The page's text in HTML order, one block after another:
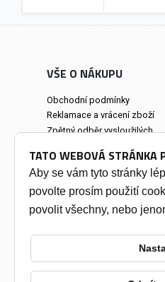
VŠE O NÁKUPU
Obchodní podmínky
Reklamace a vrácení zboží
Zpětný odběr vysloužilých
Prodejna a osobní odběr
INFORMACE
Změnit nastavení cookies
TATO WEBOVÁ STRÁNKA
Aby se vám tyto stránky
povolte prosím použití
povolit všechny, nebo